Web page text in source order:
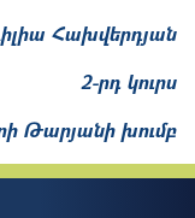
Հախվերդյան
2-րդ կուրս
Թարյանի խումբ